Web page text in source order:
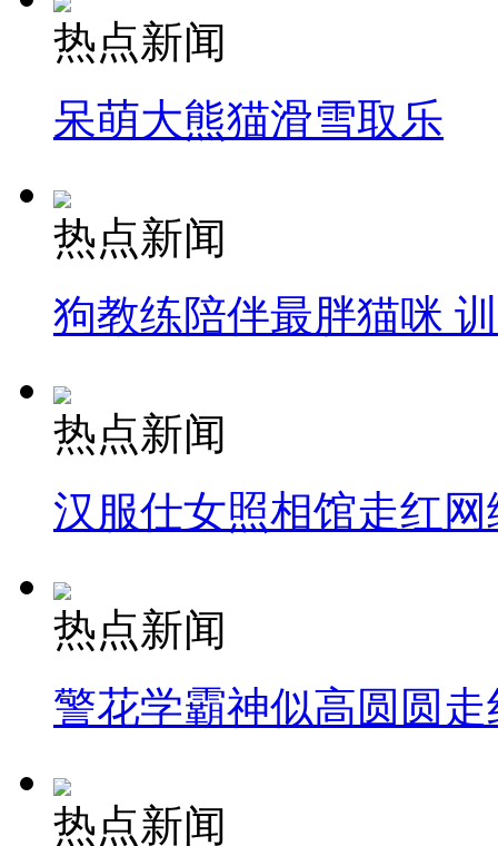
热点新闻
呆萌大熊猫滑雪取乐
热点新闻
狗教练陪伴最胖猫咪
热点新闻
汉服仕女照相馆走红网
热点新闻
警花学霸神似高圆圆走
热点新闻